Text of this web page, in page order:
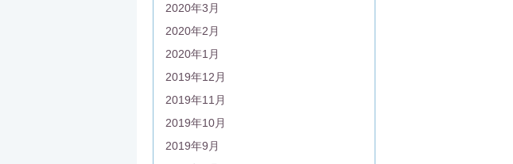
2020年3月
2020年2月
2020年1月
2019年12月
2019年11月
2019年10月
2019年9月